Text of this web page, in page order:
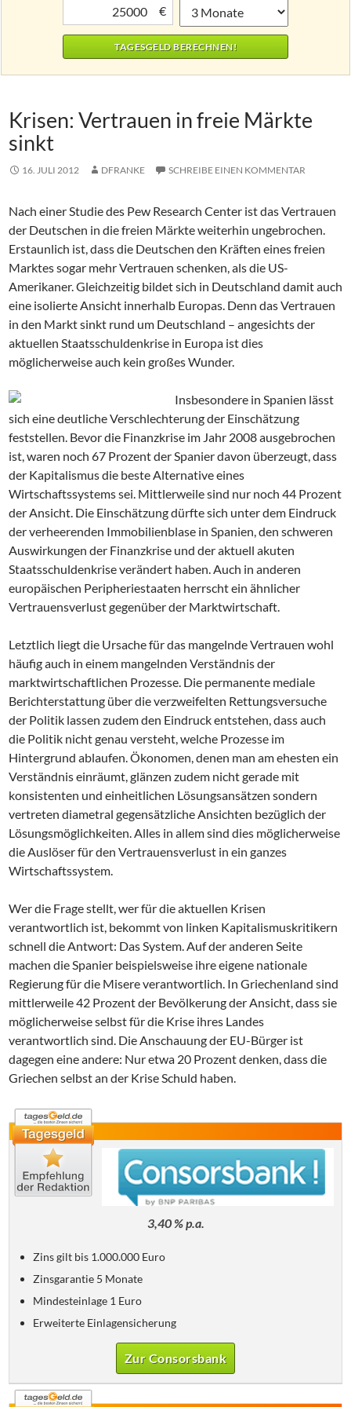
€
Krisen: Vertrauen in freie Märkte
sinkt
16. JULI 2012 DFRANKE SCHREIBE EINEN KOMMENTAR
Nach einer Studie des Pew Research Center ist das Vertrauen
der Deutschen in die freien Märkte weiterhin ungebrochen.
Erstaunlich ist, dass die Deutschen den Kräften eines freien
Marktes sogar mehr Vertrauen schenken, als die US-
Amerikaner. Gleichzeitig bildet sich in Deutschland damit auch
eine isolierte Ansicht innerhalb Europas. Denn das Vertrauen
in den Markt sinkt rund um Deutschland – angesichts der
aktuellen Staatsschuldenkrise in Europa ist dies
möglicherweise auch kein großes Wunder.
Insbesondere in Spanien lässt
sich eine deutliche Verschlechterung der Einschätzung
feststellen. Bevor die Finanzkrise im Jahr 2008 ausgebrochen
ist, waren noch 67 Prozent der Spanier davon überzeugt, dass
der Kapitalismus die beste Alternative eines
Wirtschaftssystems sei. Mittlerweile sind nur noch 44 Prozent
der Ansicht. Die Einschätzung dürfte sich unter dem Eindruck
der verheerenden Immobilienblase in Spanien, den schweren
Auswirkungen der Finanzkrise und der aktuell akuten
Staatsschuldenkrise verändert haben. Auch in anderen
europäischen Peripheriestaaten herrscht ein ähnlicher
Vertrauensverlust gegenüber der Marktwirtschaft.
Letztlich liegt die Ursache für das mangelnde Vertrauen wohl
häufig auch in einem mangelnden Verständnis der
marktwirtschaftlichen Prozesse. Die permanente mediale
Berichterstattung über die verzweifelten Rettungsversuche
der Politik lassen zudem den Eindruck entstehen, dass auch
die Politik nicht genau versteht, welche Prozesse im
Hintergrund ablaufen. Ökonomen, denen man am ehesten ein
Verständnis einräumt, glänzen zudem nicht gerade mit
konsistenten und einheitlichen Lösungsansätzen sondern
vertreten diametral gegensätzliche Ansichten bezüglich der
Lösungsmöglichkeiten. Alles in allem sind dies möglicherweise
die Auslöser für den Vertrauensverlust in ein ganzes
Wirtschaftssystem.
Wer die Frage stellt, wer für die aktuellen Krisen
verantwortlich ist, bekommt von linken Kapitalismuskritikern
schnell die Antwort: Das System. Auf der anderen Seite
machen die Spanier beispielsweise ihre eigene nationale
Regierung für die Misere verantwortlich. In Griechenland sind
mittlerweile 42 Prozent der Bevölkerung der Ansicht, dass sie
möglicherweise selbst für die Krise ihres Landes
verantwortlich sind. Die Anschauung der EU-Bürger ist
dagegen eine andere: Nur etwa 20 Prozent denken, dass die
Griechen selbst an der Krise Schuld haben.
3,40 % p.a.
Zins gilt bis 1.000.000 Euro
Zinsgarantie 5 Monate
Mindesteinlage 1 Euro
Erweiterte Einlagensicherung
Zur Consorsbank